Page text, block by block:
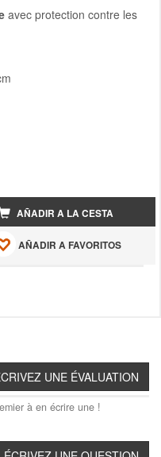
avec protection contre les
AÑADIR A LA CESTA
AÑADIR A FAVORITOS
à en écrire une !